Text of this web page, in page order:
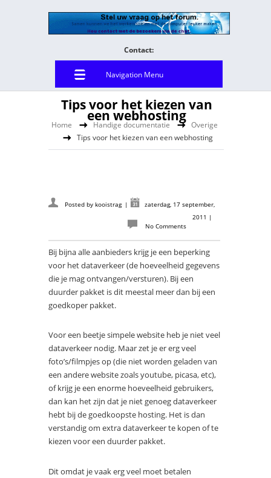
Contact:
Navigation Menu
Home Handige documentatie
Overige
Tips voor het kiezen van een webhosting
Tips voor het kiezen van
een webhosting
Posted by kooistrag |
zaterdag, 17 september,
2011 |
No Comments
Bij bijna alle aanbieders krijg je een beperking
voor hetdataverkeer(de hoeveelheid gegevens
die je mag ontvangen/versturen). Bij een
duurder pakket is dit meestal meer dan bij een
goedkoper pakket.
Voor een beetje simpele website heb je niet veel
dataverkeer nodig. Maar zet je er erg veel
foto’s/filmpjes op (die niet worden geladen van
een andere website zoals youtube, picasa, etc),
of krijg je een enorme hoeveelheid gebruikers,
dan kan het zijn dat je niet genoegdataverkeer
hebt bij de goedkoopste hosting. Het is dan
verstandig om extra dataverkeer te kopen of te
kiezen voor een duurder pakket.
Dit omdat je vaak erg veel moet betalen